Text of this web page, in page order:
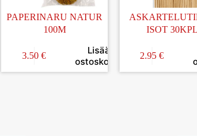
PAPERINARU NATUR
100M
3.50€
Lisää
ostoskoriin
ISOT 30KPL
2.95€